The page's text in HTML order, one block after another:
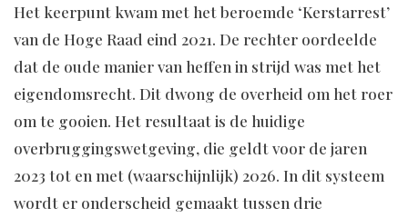
Het keerpunt kwam met het beroemde ‘Kerstarrest’
van de Hoge Raad eind 2021. De rechter oordeelde
dat de oude manier van heffen in strijd was met het
eigendomsrecht. Dit dwong de overheid om het roer
om te gooien. Het resultaat is de huidige
overbruggingswetgeving, die geldt voor de jaren
2023 tot en met (waarschijnlijk) 2026. In dit systeem
wordt er onderscheid gemaakt tussen drie